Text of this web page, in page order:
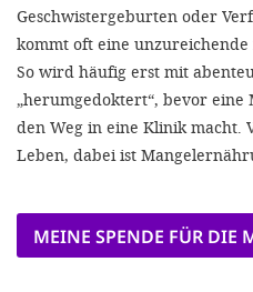
Geschwistergeburten oder
kommt oft eine
So wird häufig erst mit
„herumgedoktert“, bevor
den Weg in eine Klinik macht.
Leben, dabei ist
MEINE SPENDE FÜR DIE